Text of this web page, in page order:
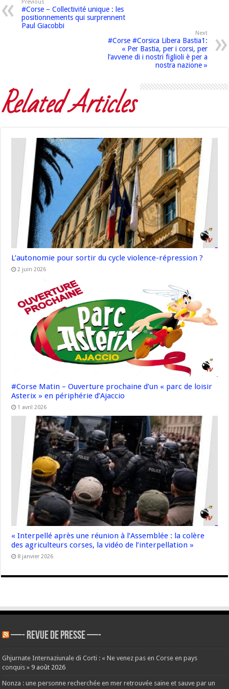
Previous
#Corse – Collectivité unique : les
positionnements qui surprennent
Paul Giacobbi
Next
#Corse #Corsica Libera Bastia1:
« Per Bastia, per i corsi, per
l’avvene di i nostri figlioli è per a
nostra nazione »
Related Articles
L’autonomie pour sortir du cycle violence-répression ?
2 juin 2026
#Corse Matin – Ouverture prochaine d’un « parc de loisir
Asterix » en périphérie d’Ajaccio
1 avril 2026
« Interpellé après une réunion à l’Assemblée : la colère
des agriculteurs corses, la vidéo de l’interpellation »
8 janvier 2026
—- REVUE DE PRESSE —-
Ghjurnate Internaziunale di Corti : « Ne venez pas en Corse en pays
conquis » 9 août 2026
Nonza : une personne recherchée en mer retrouvée saine et sauve par un